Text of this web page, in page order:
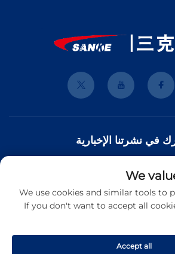
في نشرتنا الإخبارية
أحدث الأخبار والتحديثات والرؤى من فريقنا.
We
We use cookies and similar tools to
If you don't want to accept all
Accept all